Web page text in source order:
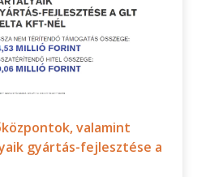
valamint
gyártás-fejlesztése a